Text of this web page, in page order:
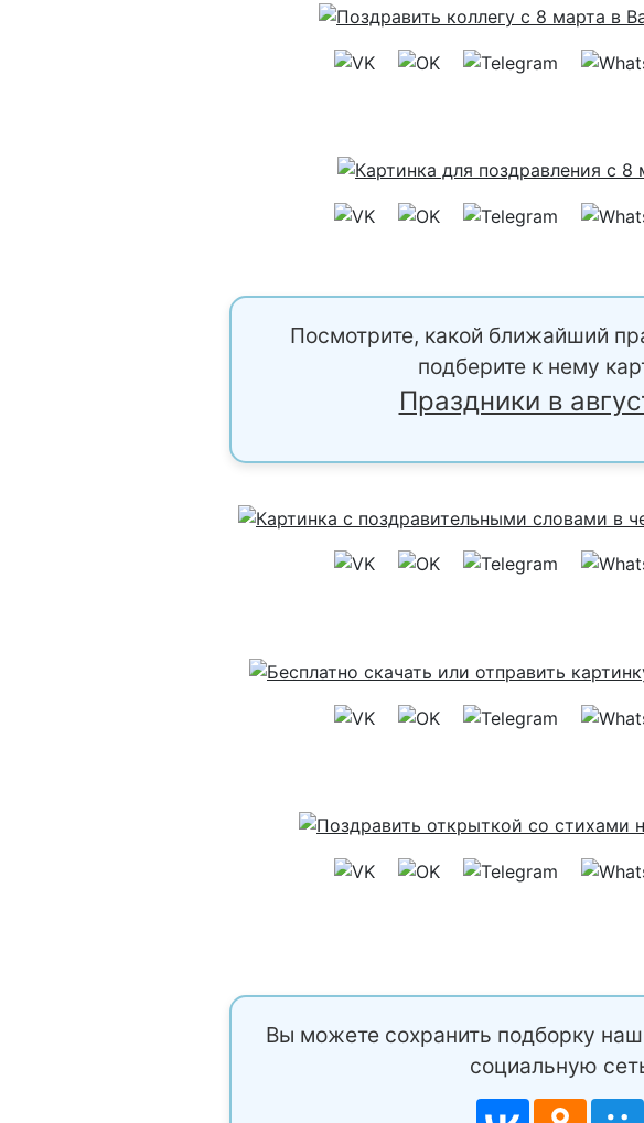
Посмотрите, какой ближайший
подберите к нему
Праздники в
Вы можете сохранить подборку
социальную